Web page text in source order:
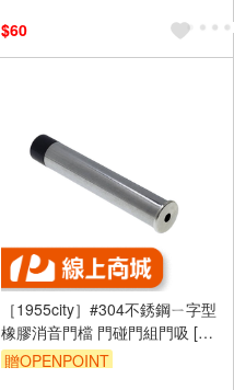
$60
［1955city］#304不銹鋼ㄧ字型
橡膠消音門檔 門碰門組門吸 [長
度35mm]
贈OPENPOINT